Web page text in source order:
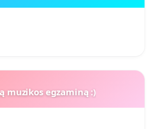
muzikos egzaminą :)